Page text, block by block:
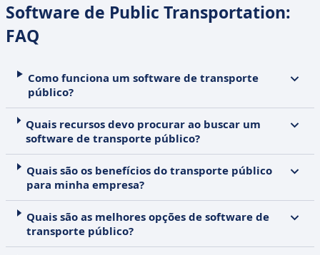
Software de Public Transportation:
FAQ
Como funciona um software de transporte
público?
Quais recursos devo procurar ao buscar um
software de transporte público?
Quais são os benefícios do transporte público
para minha empresa?
Quais são as melhores opções de software de
transporte público?